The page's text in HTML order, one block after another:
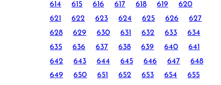
614
615 616 617 618 619
620
621
622 623 624 625 626
627
628
629 630 631 632 633
634
635
636 637 638 639 640
641
642
643 644 645 646 647
648
649
650 651 652 653 654
655